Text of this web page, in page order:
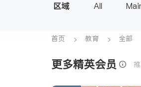
区域 All
首页 教育 全部
更多精英会员